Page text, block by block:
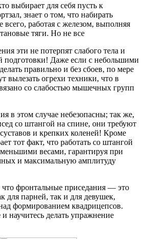
выбирает для себя пусть к
знает о том, что набирать
работая с железом, выполняя
тяги. Но не все
эти не потерпят слабого тела и
подготовки! Даже если с небольшими
правильно и без сбоев, по мере
вылезать огрехи техники, что в
со слабостью мышечных групп
в этом случае небезопасны; так же,
со штангой на спине, они требуют
и крепких коленей! Кроме
тот факт, что работать со штангой
весами, гарантируя при
и максимальную амплитуду
фронтальные приседания — это
для парней, так и для девушек,
формированием квадрицепсов.
научитесь делать упражнение